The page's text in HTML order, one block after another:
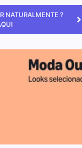
NATURALMENTE ?